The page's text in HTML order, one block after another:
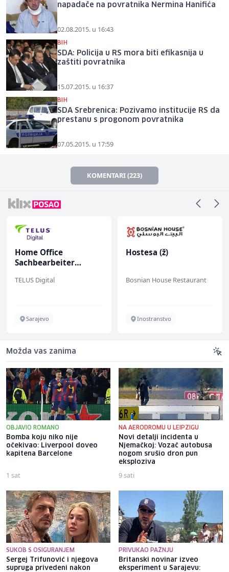
napadače na povratnika Nermina Hanifića
02.08.2015. u 16:43
BIH
SDA: Policija u RS mora biti efikasnija u
zaštiti povratnika
15.07.2015. u 16:37
BIH
SDA Srebrenica: Pozivamo institucije RS da
prestanu s progonom povratnika
07.05.2015. u 17:59
KOMENTARI (223)
Home Office
Sachbearbeiter
bekannten deutschen
TELUS Digital
Sarajevo
Hostesa (ž)
Bosnian House Restaurant
Inostranstvo
Možda vas zanima
OBJAVIO ROMANO
Bomba koju niko nije
očekivao: Liverpool doveo
kapitena Barcelone
1 sat
NA AERODROMU U LEIPZIGU
Novi detalji incidenta u
Njemačkoj: Vozač autobusa
nogom srušio dron pun
eksploziva
9 sati
SUKOB S OSIGURANJEM
Sergej Trifunović i njegova
supruga privedeni nakon
PRIVUKAO PAŽNJU
Britanski novinar izveo
eksperiment u Sarajevu: